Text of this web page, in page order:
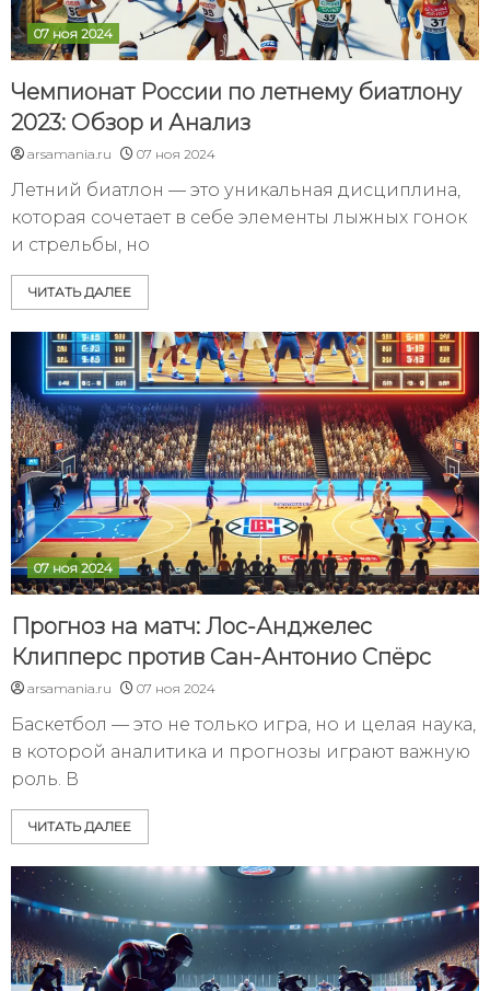
07 ноя 2024
Чемпионат России по летнему биатлону
2023: Обзор и Анализ
arsamania.ru 07 ноя 2024
Летний биатлон — это уникальная дисциплина,
которая сочетает в себе элементы лыжных гонок
и стрельбы, но
ЧИТАТЬ ДАЛЕЕ
07 ноя 2024
Прогноз на матч: Лос-Анджелес
Клипперс против Сан-Антонио Спёрс
arsamania.ru 07 ноя 2024
Баскетбол — это не только игра, но и целая наука,
в которой аналитика и прогнозы играют важную
роль. В
ЧИТАТЬ ДАЛЕЕ